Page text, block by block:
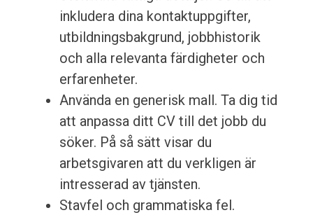
inkludera dina kontaktuppgifter,
utbildningsbakgrund, jobbhistorik
och alla relevanta färdigheter och
erfarenheter.
Använda en generisk mall. Ta dig tid
att anpassa ditt CV till det jobb du
söker. På så sätt visar du
arbetsgivaren att du verkligen är
intresserad av tjänsten.
Stavfel och grammatiska fel.